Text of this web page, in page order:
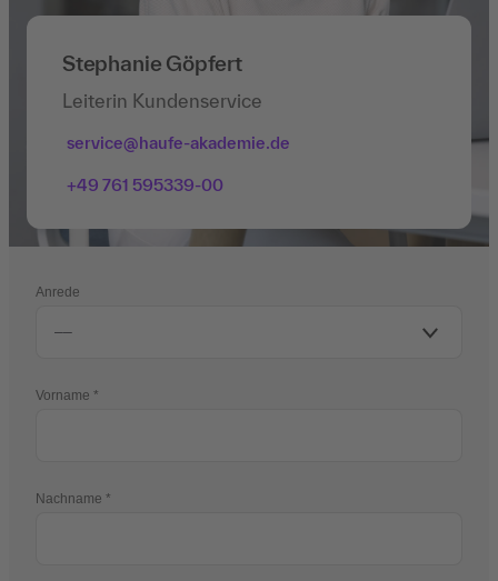
Stephanie Göpfert
Leiterin Kundenservice
service@haufe-akademie.de
+49 761 595339-00
Anrede
Vorname
Nachname